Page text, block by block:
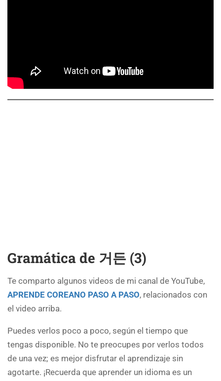
Gramática de 거든 (3)
Te comparto algunos videos de mi canal de YouTube,
APRENDE COREANO PASO A PASO, relacionados con
el video arriba.
Puedes verlos poco a poco, según el tiempo que
tengas disponible. No te preocupes por verlos todos
de una vez; es mejor disfrutar el aprendizaje sin
agotarte. ¡Recuerda que aprender un idioma es un